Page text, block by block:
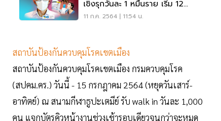
เชิงรุกวันละ 1 หมื่นราย เริ่ม 12
ก.ค.นี้
11 ก.ค. 2564 | 11:54 น.
สถาบันป้องกันควบคุมโรคเขตเมือง
สถาบันป้องกันควบคุมโรคเขตเมือง กรมควบคุมโรค
(สปคม.คร.) วันนี้ - 15 กรกฎาคม 2564 (หยุดวันเสาร์-
อาทิตย์) ณ สนามกีฬาธูปะเตมีย์ รับ walk in วันละ 1,000
คน แจกบัตรคิวหน้างานช่วงเช้ารอบเดียวจนกว่าจะหมด